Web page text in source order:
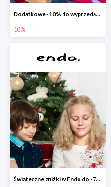
Dodatkowe -10% do wyprzedaży w Endo
10%
Świąteczne zniżki w Endo do -70%